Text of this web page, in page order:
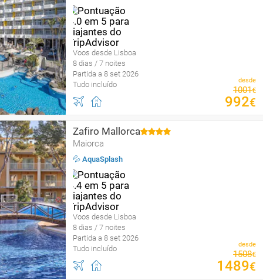
Voos desde Lisboa
8 dias / 7 noites
Partida a 8 set 2026
Tudo incluído
desde
1001€
992€
Zafiro Mallorca
Maiorca
💦 AquaSplash
Voos desde Lisboa
8 dias / 7 noites
Partida a 8 set 2026
Tudo incluído
desde
1508€
1489€